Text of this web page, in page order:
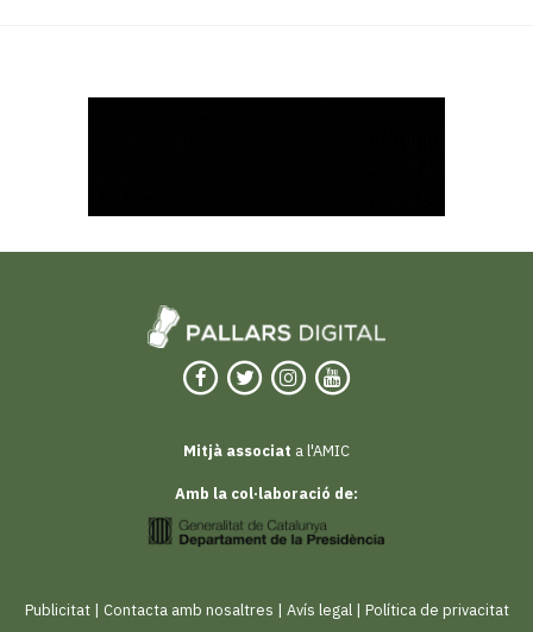
Mitjà associat a l'AMIC
Amb la col·laboració de:
Publicitat| Contacta amb nosaltres | Avís legal| Política de privacitat